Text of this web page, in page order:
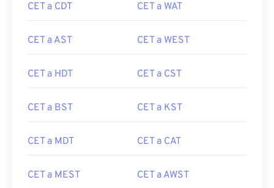
CET a CDT CET a WAT
CET a AST CET a WEST
CET a HDT CET a CST
CET a BST CET a KST
CET a MDT CET a CAT
CET a MEST CET a AWST